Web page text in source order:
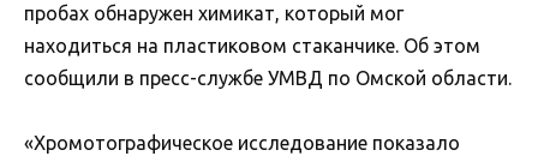
пробах обнаружен химикат, который мог
находиться на пластиковом стаканчике. Об этом
сообщили в пресс-службе УМВД по Омской области.
«Хромотографическое исследование показало